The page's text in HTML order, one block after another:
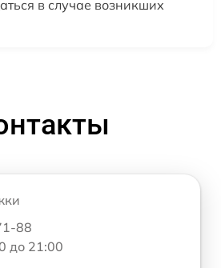
в случае возникших
88
до 21:00